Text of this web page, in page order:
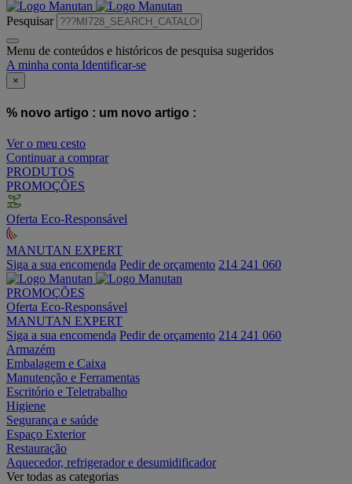
Pesquisar
Menu de conteúdos e históricos de pesquisa sugeridos
A minha conta Identificar-se
×
% novo artigo : um novo artigo :
Ver o meu cesto
Continuar a comprar
PRODUTOS
PROMOÇÕES
Oferta Eco-Responsável
MANUTAN EXPERT
Siga a sua encomenda Pedir de orçamento 214 241 060
PROMOÇÕES
Oferta Eco-Responsável
MANUTAN EXPERT
Siga a sua encomenda Pedir de orçamento 214 241 060
Armazém
Embalagem e Caixa
Manutenção e Ferramentas
Escritório e Teletrabalho
Higiene
Segurança e saúde
Espaço Exterior
Restauração
Aquecedor, refrigerador e desumidificador
Ver todas as categorias